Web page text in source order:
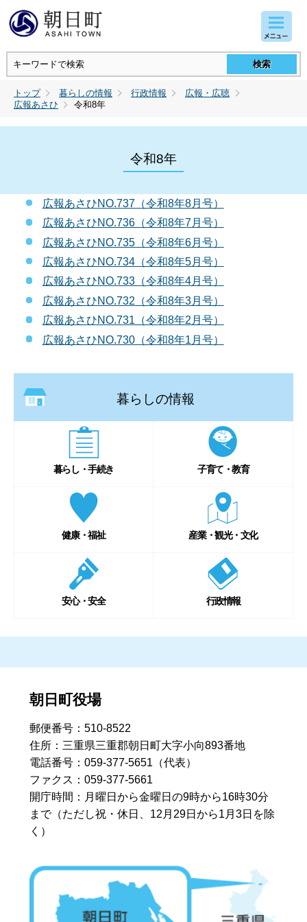
トップ 暮らしの情報 行政情報
広報・広聴
広報あさひ
令和8年
令和8年
広報あさひNO.737（令和8年8月号）
広報あさひNO.736（令和8年7月号）
広報あさひNO.735（令和8年6月号）
広報あさひNO.734（令和8年5月号）
広報あさひNO.733（令和8年4月号）
広報あさひNO.732（令和8年3月号）
広報あさひNO.731（令和8年2月号）
広報あさひNO.730（令和8年1月号）
暮らしの情報
暮らし・手続き 子育て・教育
健康・福祉 産業・観光・文化
安心・安全 行政情報
朝日町役場
郵便番号：510-8522
住所：三重県三重郡朝日町大字小向893番地
電話番号：059-377-5651（代表）
ファクス：059-377-5661
開庁時間：月曜日から金曜日の9時から16時30分
まで（ただし祝・休日、12月29日から1月3日を除
く）